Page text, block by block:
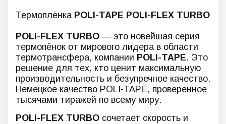
Термоплёнка POLI-TAPE POLI-FLEX TURBO
POLI-FLEX TURBO — это новейшая серия
термопёнок от мирового лидера в области
термотрансфера, компании POLI-TAPE. Это
решение для тех, кто ценит максимальную
производительность и безупречное качество.
Немецкое качество POLI-TAPE, проверенное
тысячами тиражей по всему миру.
POLI-FLEX TURBO сочетает скорость и